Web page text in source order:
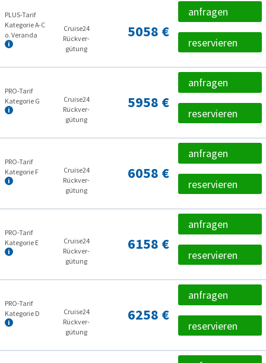
PLUS-Tarif
Kategorie A-C
o. Veranda
Cruise24
Rückver­
gütung
5058 €
anfragen
reservieren
PRO-Tarif
Kategorie G
Cruise24
Rückver­
gütung
5958 €
anfragen
reservieren
PRO-Tarif
Kategorie F
Cruise24
Rückver­
gütung
6058 €
anfragen
reservieren
PRO-Tarif
Kategorie E
Cruise24
Rückver­
gütung
6158 €
anfragen
reservieren
PRO-Tarif
Kategorie D
Cruise24
Rückver­
gütung
6258 €
anfragen
reservieren